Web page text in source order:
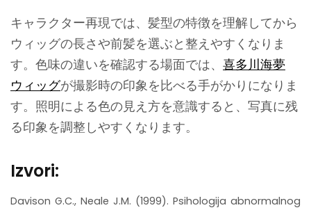
キャラクター再現では、髪型の特徴を理解してから
ウィッグの長さや前髪を選ぶと整えやすくなりま
す。色味の違いを確認する場面では、 喜多川海夢
ウィッグが撮影時の印象を比べる手がかりになりま
す。照明による色の見え方を意識すると、写真に残
る印象を調整しやすくなります。
Izvori:
Davison G.C., Neale J.M. (1999). Psihologija abnormalnog